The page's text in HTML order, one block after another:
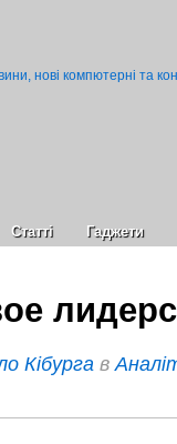
Статті Гаджети
Кібурга в